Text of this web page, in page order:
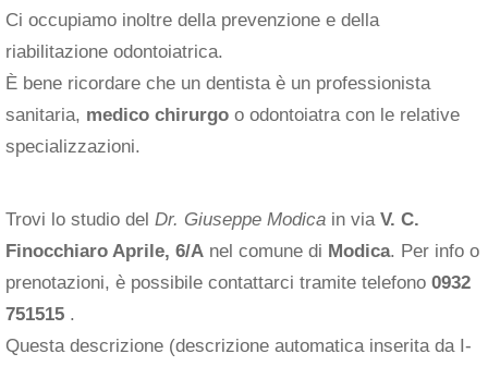
Ci occupiamo inoltre della prevenzione e della
riabilitazione odontoiatrica.
È bene ricordare che un dentista è un professionista
sanitaria, medico chirurgo o odontoiatra con le relative
specializzazioni.
Trovi lo studio del Dr. Giuseppe Modica in via V. C.
Finocchiaro Aprile, 6/A nel comune di Modica. Per info o
prenotazioni, è possibile contattarci tramite telefono 0932
751515 .
Questa descrizione (descrizione automatica inserita da I-